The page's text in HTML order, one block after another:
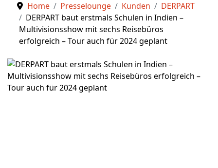
Home Presselounge Kunden
DERPART
DERPART baut erstmals Schulen in Indien –
Multivisionsshow mit sechs Reisebüros
erfolgreich – Tour auch für 2024 geplant